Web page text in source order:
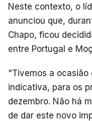
Neste contexto, o
anunciou que,
Chapo, ficou
entre Portugal e
"Tivemos a ocasião
indicativa, para os
dezembro. Não há
de dar este novo